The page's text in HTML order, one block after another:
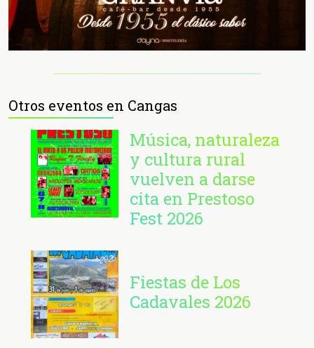
Otros eventos en Cangas
Música, naturaleza
y cultura rural
vuelven a darse
cita en Prestoso
Fest 2026
Fiestas de Los
Cadavales 2026